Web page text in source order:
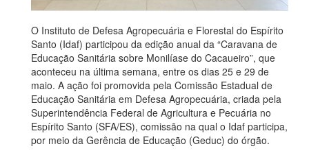
O Instituto de Defesa Agropecuária e Florestal do Espírito
Santo (Idaf) participou da edição anual da “Caravana de
Educação Sanitária sobre Monilíase do Cacaueiro”, que
aconteceu na última semana, entre os dias 25 e 29 de
maio. A ação foi promovida pela Comissão Estadual de
Educação Sanitária em Defesa Agropecuária, criada pela
Superintendência Federal de Agricultura e Pecuária no
Espírito Santo (SFA/ES), comissão na qual o Idaf participa,
por meio da Gerência de Educação (Geduc) do órgão.